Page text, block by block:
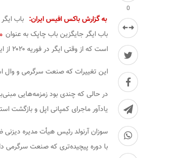
0
به گزارش باکس افیس ایران: باب
باب ایگر جایگزین باب چاپک به عنوان
است که از وقتی ایگر در فوریه ۲۰۲۰ از این کمپانی رفته بود، در آشفتگی بود.
این تغییرات که صنعت سرگرمی و وال
در حالی که چندی بود زمزمه‌هایی
یادآور ماجرای کمپانی اپل و بازگشت استیو جابز به قدرت پس از ۱۲ سال
سوزان آرنولد رئیس هیأت مدیره
با دوره پیچیده‌تری که صنعت سرگرمی